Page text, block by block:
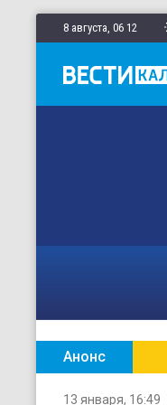
8 августа, 06 12
Анонс
13 января, 16:49